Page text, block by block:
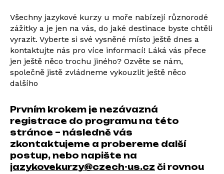
Všechny jazykové kurzy u moře nabízejí různorodé
zážitky a je jen na vás, do jaké destinace byste chtěli
vyrazit. Vyberte si své vysněné místo ještě dnes a
kontaktujte nás pro více informací! Láká vás přece
jen ještě něco trochu jiného? Ozvěte se nám,
společně jistě zvládneme vykouzlit ještě něco
dalšího
Prvním krokem je nezávazná
registrace do programu na této
stránce – následně vás
zkontaktujeme a probereme další
postup, nebo napište na
jazykovekurzy@czech-us.cz či rovnou